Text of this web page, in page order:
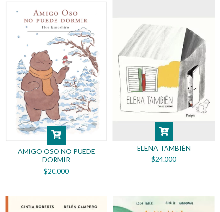
AMIGO OSO NO PUEDE
DORMIR
$20.000
ELENA TAMBIÉN
$24.000